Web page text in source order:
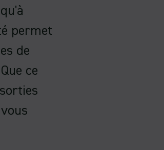
permet
de
ce